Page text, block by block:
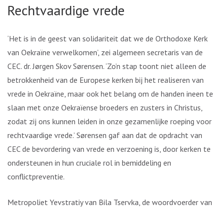
Rechtvaardige vrede
‘Het is in de geest van solidariteit dat we de Orthodoxe Kerk
van Oekraïne verwelkomen’, zei algemeen secretaris van de
CEC. dr. Jørgen Skov Sørensen. ‘Zo’n stap toont niet alleen de
betrokkenheid van de Europese kerken bij het realiseren van
vrede in Oekraïne, maar ook het belang om de handen ineen te
slaan met onze Oekraïense broeders en zusters in Christus,
zodat zij ons kunnen leiden in onze gezamenlijke roeping voor
rechtvaardige vrede.’ Sørensen gaf aan dat de opdracht van
CEC de bevordering van vrede en verzoening is, door kerken te
ondersteunen in hun cruciale rol in bemiddeling en
conflictpreventie.
Metropoliet Yevstratiy van Bila Tservka, de woordvoerder van